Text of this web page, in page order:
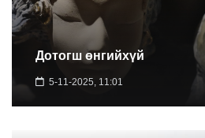
Дотогш өнгийхүй
5-11-2025, 11:01